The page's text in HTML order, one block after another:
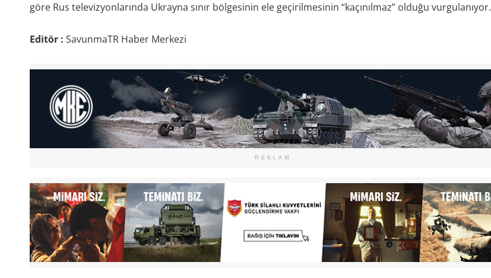
göre Rus televizyonlarında Ukrayna sınır bölgesinin ele geçirilmesinin “kaçınılmaz” olduğu vurgulanıyor.
Editör : SavunmaTR Haber Merkezi
REKLAM